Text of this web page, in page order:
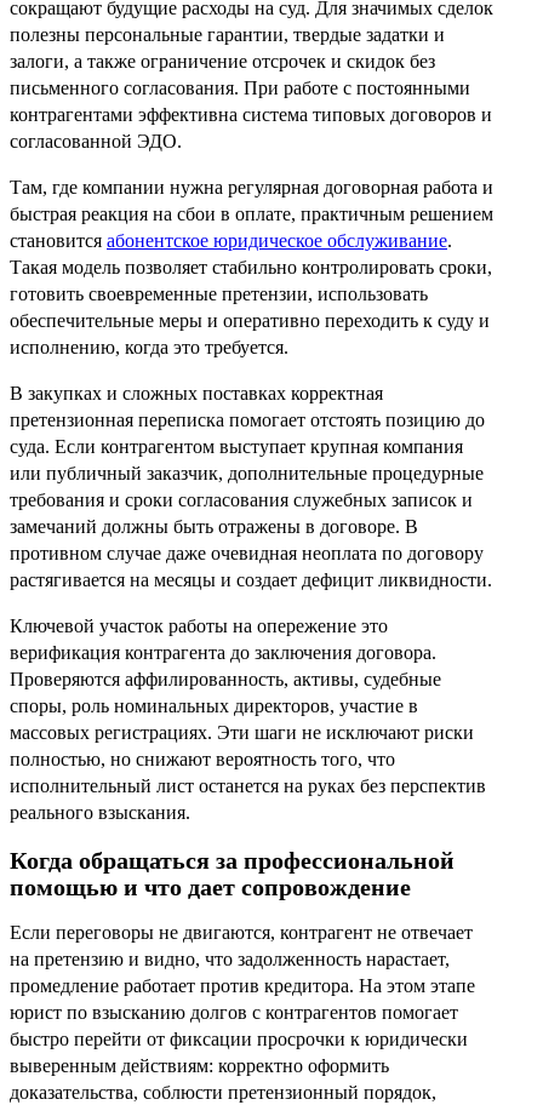
сокращают будущие расходы на суд. Для значимых сделок
полезны персональные гарантии, твердые задатки и
залоги, а также ограничение отсрочек и скидок без
письменного согласования. При работе с постоянными
контрагентами эффективна система типовых договоров и
согласованной ЭДО.
Там, где компании нужна регулярная договорная работа и
быстрая реакция на сбои в оплате, практичным решением
становится абонентское юридическое обслуживание.
Такая модель позволяет стабильно контролировать сроки,
готовить своевременные претензии, использовать
обеспечительные меры и оперативно переходить к суду и
исполнению, когда это требуется.
В закупках и сложных поставках корректная
претензионная переписка помогает отстоять позицию до
суда. Если контрагентом выступает крупная компания
или публичный заказчик, дополнительные процедурные
требования и сроки согласования служебных записок и
замечаний должны быть отражены в договоре. В
противном случае даже очевидная неоплата по договору
растягивается на месяцы и создает дефицит ликвидности.
Ключевой участок работы на опережение это
верификация контрагента до заключения договора.
Проверяются аффилированность, активы, судебные
споры, роль номинальных директоров, участие в
массовых регистрациях. Эти шаги не исключают риски
полностью, но снижают вероятность того, что
исполнительный лист останется на руках без перспектив
реального взыскания.
Когда обращаться за профессиональной
помощью и что дает сопровождение
Если переговоры не двигаются, контрагент не отвечает
на претензию и видно, что задолженность нарастает,
промедление работает против кредитора. На этом этапе
юрист по взысканию долгов с контрагентов помогает
быстро перейти от фиксации просрочки к юридически
выверенным действиям: корректно оформить
доказательства, соблюсти претензионный порядок,